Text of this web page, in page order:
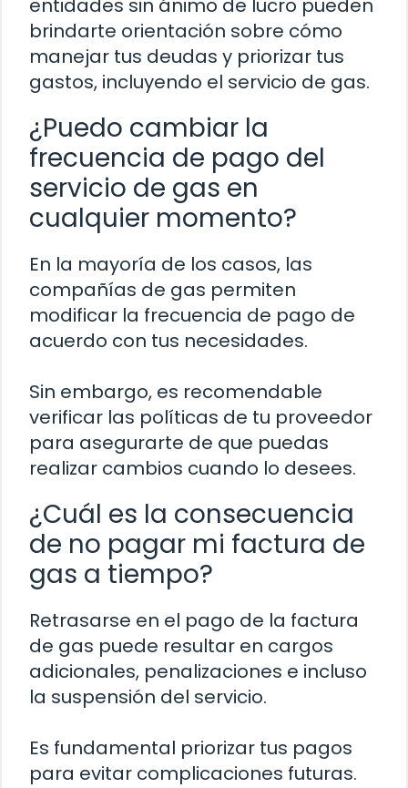
entidades sin ánimo de lucro pueden
brindarte orientación sobre cómo
manejar tus deudas y priorizar tus
gastos, incluyendo el servicio de gas.
¿Puedo cambiar la
frecuencia de pago del
servicio de gas en
cualquier momento?
En la mayoría de los casos, las
compañías de gas permiten
modificar la frecuencia de pago de
acuerdo con tus necesidades.
Sin embargo, es recomendable
verificar las políticas de tu proveedor
para asegurarte de que puedas
realizar cambios cuando lo desees.
¿Cuál es la consecuencia
de no pagar mi factura de
gas a tiempo?
Retrasarse en el pago de la factura
de gas puede resultar en cargos
adicionales, penalizaciones e incluso
la suspensión del servicio.
Es fundamental priorizar tus pagos
para evitar complicaciones futuras.